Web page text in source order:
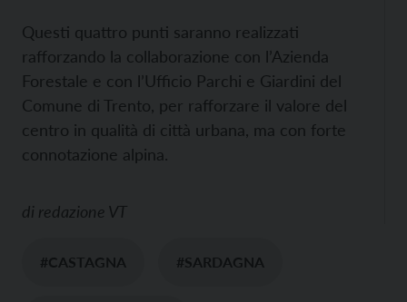
Questi quattro punti saranno realizzati
rafforzando la collaborazione con l’Azienda
Forestale e con l’Ufficio Parchi e Giardini del
Comune di Trento, per rafforzare il valore del
centro in qualità di città urbana, ma con forte
connotazione alpina.
di redazione VT
#CASTAGNA #SARDAGNA